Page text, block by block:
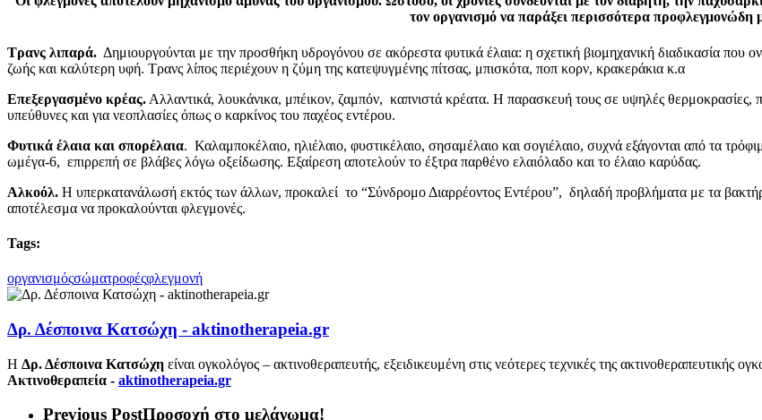
τον οργανισμό να παράξει περισσότερα προφλεγμονώδη
Τρανς λιπαρά. Δημιουργούνται με την προσθήκη υδρογόνου σε ακόρεστα φυτικά έλαια: η σχετική βιομηχανική διαδικασία που
ζωής και καλύτερη υφή. Τρανς λίπος περιέχουν η ζύμη της κατεψυγμένης πίτσας, μπισκότα, ποπ κορν, κρακεράκια κ.α
Επεξεργασμένο κρέας. Αλλαντικά, λουκάνικα, μπέικον, ζαμπόν, καπνιστά κρέατα. Η παρασκευή τους σε υψηλές θερμοκρασίες,
υπεύθυνες και για νεοπλασίες όπως ο καρκίνος του παχέος εντέρου.
Φυτικά έλαια και σπορέλαια. Καλαμποκέλαιο, ηλιέλαιο, φυστικέλαιο, σησαμέλαιο και σογιέλαιο, συχνά εξάγονται από τα
ωμέγα-6, επιρρεπή σε βλάβες λόγω οξείδωσης. Εξαίρεση αποτελούν το έξτρα παρθένο ελαιόλαδο και το έλαιο καρύδας.
Αλκοόλ. Η υπερκατανάλωσή εκτός των άλλων, προκαλεί το “Σύνδρομο Διαρρέοντος Εντέρου”, δηλαδή προβλήματα με τα
αποτέλεσμα να προκαλούνται φλεγμονές.
Tags:
οργανισμόςσώματροφέςφλεγμονή
Δρ. Δέσποινα Κατσώχη - aktinotherapeia.gr
Η Δρ. Δέσποινα Κατσώχη είναι ογκολόγος – ακτινοθεραπευτής, εξειδικευμένη στις νεότερες τεχνικές της
Ακτινοθεραπεία - aktinotherapeia.gr
Previous PostΠροσοχή στο μελάνωμα!